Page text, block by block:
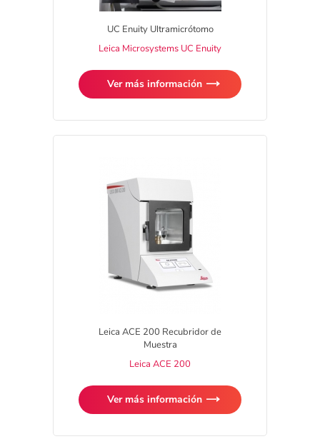
UC Enuity Ultramicrótomo
Leica Microsystems UC Enuity
Ver más información
Leica ACE 200 Recubridor de
Muestra
Leica ACE 200
Ver más información